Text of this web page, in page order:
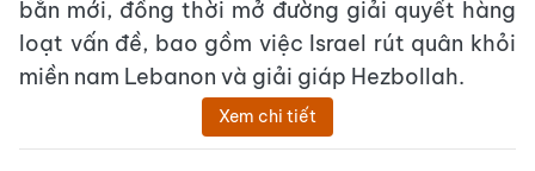
bắn mới, đồng thời mở đường giải quyết hàng
loạt vấn đề, bao gồm việc Israel rút quân khỏi
miền nam Lebanon và giải giáp Hezbollah.
Xem chi tiết